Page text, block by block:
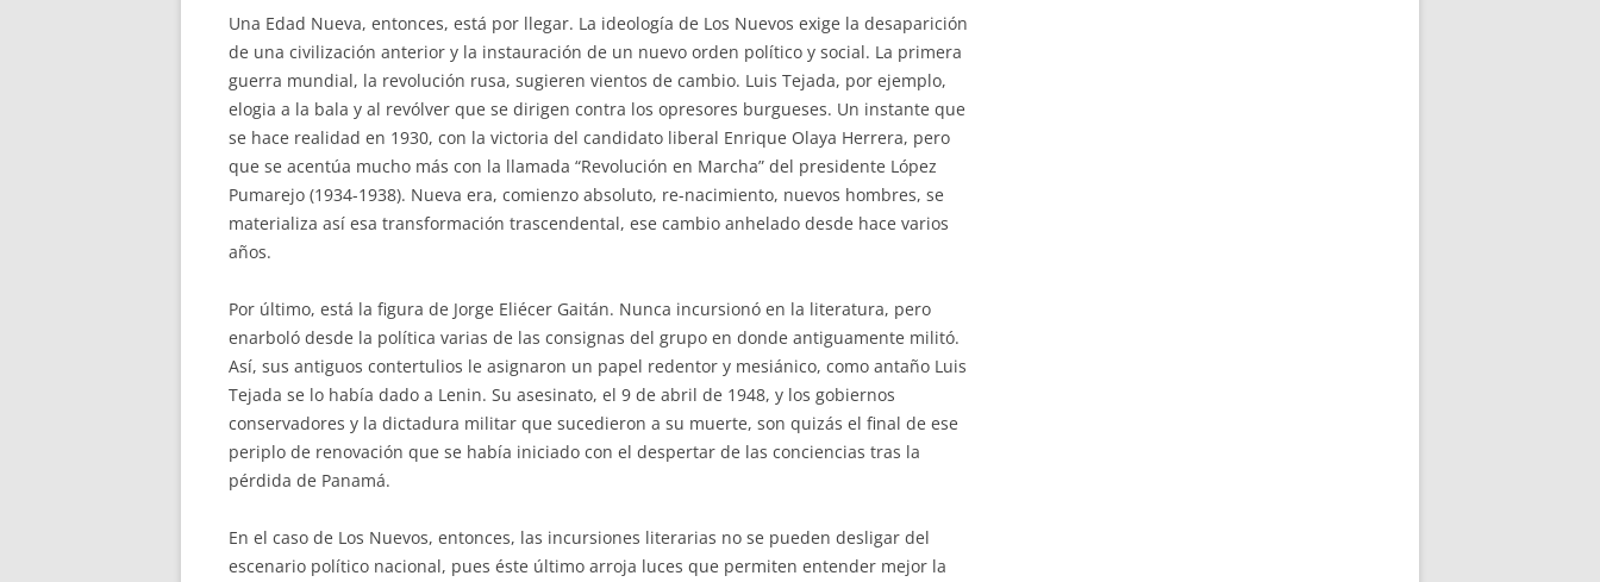
Una Edad Nueva, entonces, está por llegar. La ideología de Los Nuevos exige la desaparición
de una civilización anterior y la instauración de un nuevo orden político y social. La primera
guerra mundial, la revolución rusa, sugieren vientos de cambio. Luis Tejada, por ejemplo,
elogia a la bala y al revólver que se dirigen contra los opresores burgueses. Un instante que
se hace realidad en 1930, con la victoria del candidato liberal Enrique Olaya Herrera, pero
que se acentúa mucho más con la llamada “Revolución en Marcha” del presidente López
Pumarejo (1934-1938). Nueva era, comienzo absoluto, re-nacimiento, nuevos hombres, se
materializa así esa transformación trascendental, ese cambio anhelado desde hace varios
años.
Por último, está la figura de Jorge Eliécer Gaitán. Nunca incursionó en la literatura, pero
enarboló desde la política varias de las consignas del grupo en donde antiguamente militó.
Así, sus antiguos contertulios le asignaron un papel redentor y mesiánico, como antaño Luis
Tejada se lo había dado a Lenin. Su asesinato, el 9 de abril de 1948, y los gobiernos
conservadores y la dictadura militar que sucedieron a su muerte, son quizás el final de ese
periplo de renovación que se había iniciado con el despertar de las conciencias tras la
pérdida de Panamá.
En el caso de Los Nuevos, entonces, las incursiones literarias no se pueden desligar del
escenario político nacional, pues éste último arroja luces que permiten entender mejor la